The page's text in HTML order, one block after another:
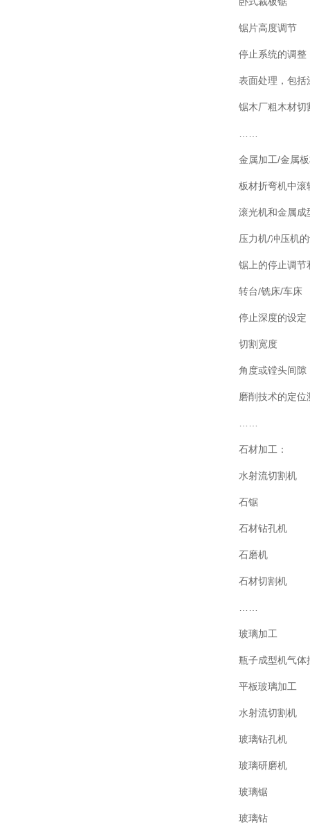
锯片高度调节
停止系统的调整
表面处理，包括
锯木厂粗木材切
金属加工/金属
板材折弯机中滚
滚光机和金属成
压力机/冲压机
锯上的停止调节
转台/铣床/车床
停止深度的设定
切割宽度
角度或镗头间隙
磨削技术的定位
石材加工：
水射流切割机
石锯
石材钻孔机
石磨机
石材切割机
玻璃加工
瓶子成型机气体
平板玻璃加工
水射流切割机
玻璃钻孔机
玻璃研磨机
玻璃锯
玻璃钻